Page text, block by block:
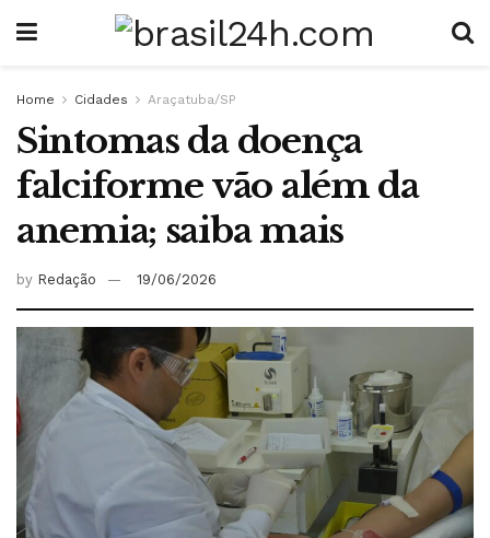
Home Cidades Araçatuba/SP
Sintomas da doença
falciforme vão além da
anemia; saiba mais
by Redação 19/06/2026